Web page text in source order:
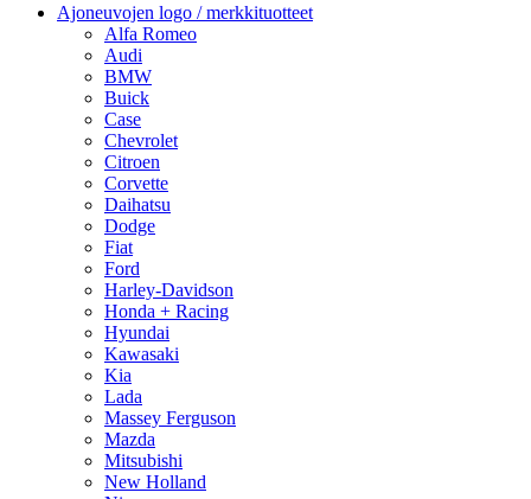
Ajoneuvojen logo / merkkituotteet
Alfa Romeo
Audi
BMW
Buick
Case
Chevrolet
Citroen
Corvette
Daihatsu
Dodge
Fiat
Ford
Harley-Davidson
Honda + Racing
Hyundai
Kawasaki
Kia
Lada
Massey Ferguson
Mazda
Mitsubishi
New Holland